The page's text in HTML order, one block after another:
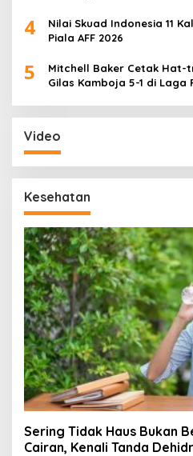
4
Nilai Skuad Indonesia 11
Piala AFF 2026
5
Mitchell Baker Cetak Hat-
Gilas Kamboja 5-1 di Laga
Video
Kesehatan
Sering Tidak Haus Bukan
Cairan, Kenali Tanda